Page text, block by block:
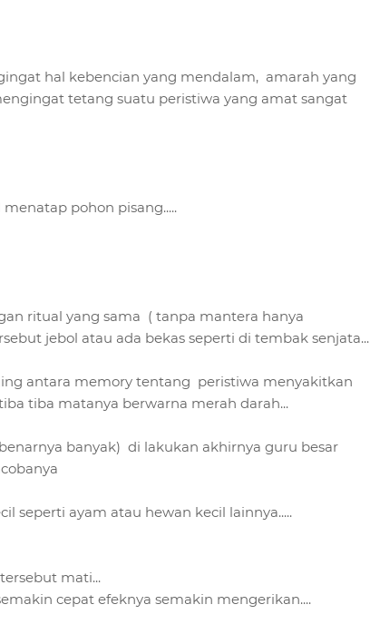
hal kebencian yang mendalam, amarah yang
tetang suatu peristiwa yang amat sangat
pohon pisang.....
ritual yang sama ( tanpa mantera hanya
jebol atau ada bekas seperti di tembak senjata...
antara memory tentang peristiwa menyakitkan
tiba matanya berwarna merah darah...
banyak) di lakukan akhirnya guru besar
seperti ayam atau hewan kecil lainnya.....
mati...
cepat efeknya semakin mengerikan....